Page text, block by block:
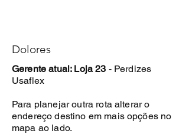
Dolores
Gerente atual: Loja 23 - Perdizes
Usaflex
Para planejar outra rota alterar o
endereço destino em mais opções no
mapa ao lado.